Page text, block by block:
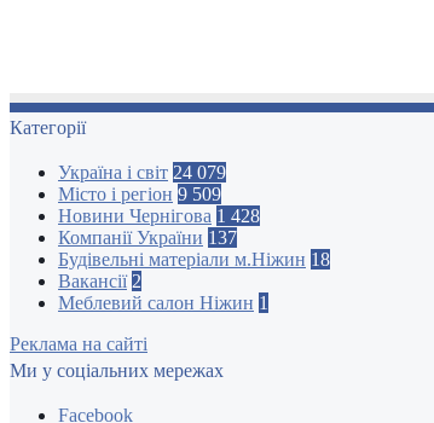
Категорії
Україна і світ 24 079
Місто і регіон 9 509
Новини Чернігова 1 428
Компанії України 137
Будівельні матеріали м.Ніжин 18
Вакансії 2
Меблевий салон Ніжин 1
Реклама на сайті
Ми у соціальних мережах
Facebook